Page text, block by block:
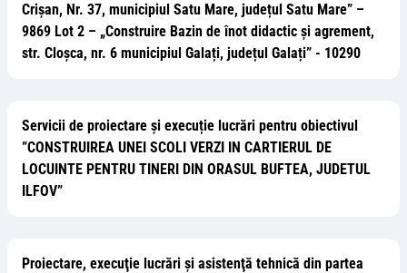
Crișan, Nr. 37, municipiul Satu Mare, județul Satu Mare” –
9869 Lot 2 – „Construire Bazin de înot didactic și agrement,
str. Cloșca, nr. 6 municipiul Galați, județul Galați” - 10290
Servicii de proiectare și execuție lucrări pentru obiectivul
”CONSTRUIREA UNEI SCOLI VERZI IN CARTIERUL DE
LOCUINTE PENTRU TINERI DIN ORASUL BUFTEA, JUDETUL
ILFOV”
Proiectare, execuţie lucrări și asistenţă tehnică din partea